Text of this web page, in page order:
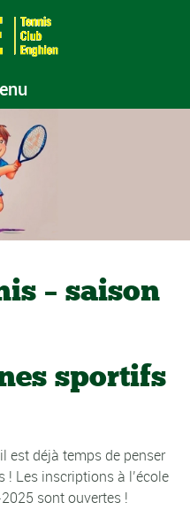
– saison
sportifs
est déjà temps de penser
Les inscriptions à l’école
sont ouvertes !